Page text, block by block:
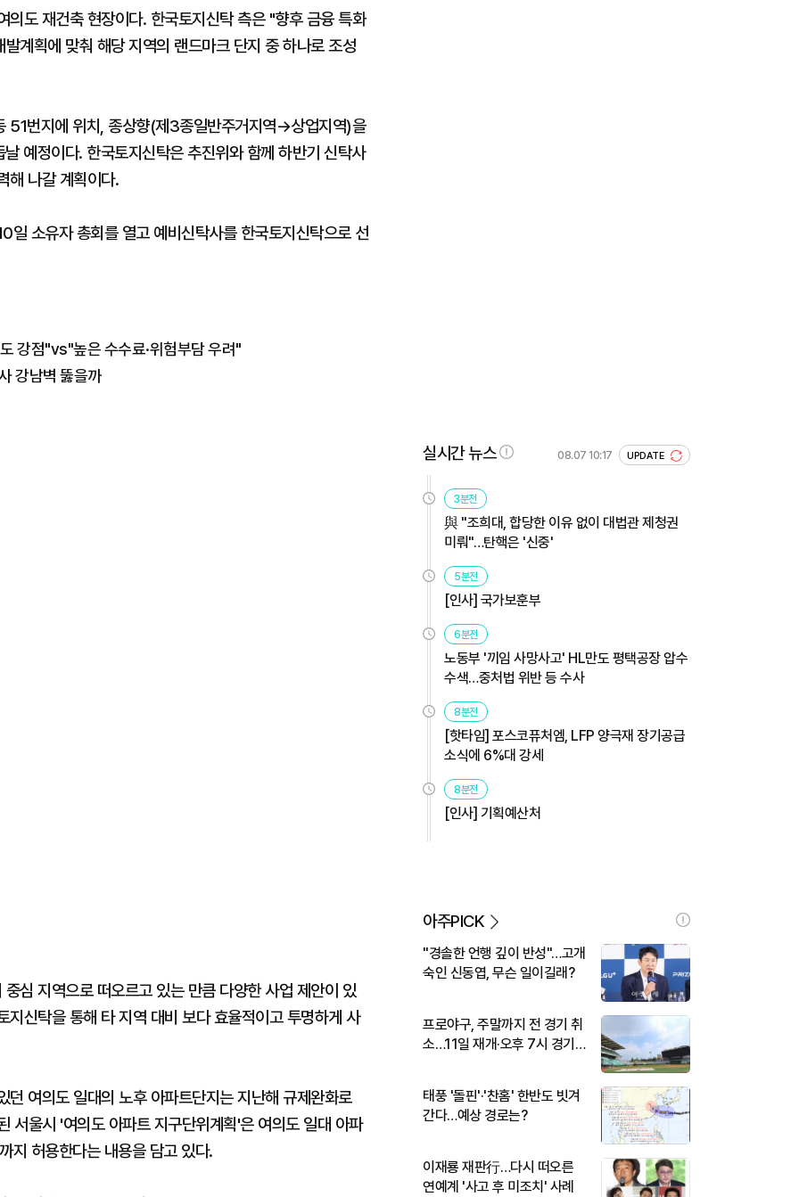
도 재건축 현장이다. 한국토지신탁 측은 "향후 금융 특화
계획에 맞춰 해당 지역의 랜드마크 단지 중 하나로 조성
51번지에 위치, 종상향(제3종일반주거지역→상업지역)을
예정이다. 한국토지신탁은 추진위와 함께 하반기 신탁사
해 나갈 계획이다.
일 소유자 총회를 열고 예비신탁사를 한국토지신탁으로 선
강점"vs"높은 수수료·위험부담 우려"
강남벽 뚫을까
심 지역으로 떠오르고 있는 만큼 다양한 사업 제안이 있
신탁을 통해 타 지역 대비 보다 효율적이고 투명하게 사
여의도 일대의 노후 아파트단지는 지난해 규제완화로
서울시 '여의도 아파트 지구단위계획'은 여의도 일대 아파
허용한다는 내용을 담고 있다.
실시간 뉴스 08.07 10:17 UPDATE
3분전
與 "조희대, 합당한 이유 없이 대법관 제청권
미뤄"…탄핵은 '신중'
5분전
[인사] 국가보훈부
6분전
노동부 '끼임 사망사고' HL만도 평택공장 압수
수색…중처법 위반 등 수사
8분전
[핫타임] 포스코퓨처엠, LFP 양극재 장기공급
소식에 6%대 강세
8분전
[인사] 기획예산처
아주PICK
"경솔한 언행 깊이 반성"…고개
숙인 신동엽, 무슨 일이길래?
프로야구, 주말까지 전 경기 취
소…11일 재개·오후 7시 경기
태풍 '돌핀'·'찬홈' 한반도 빗겨
간다…예상 경로는?
이재룡 재판行…다시 떠오른
연예계 '사고 후 미조치' 사례